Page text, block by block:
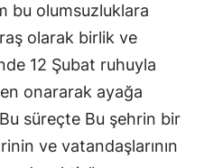
bu olumsuzluklara
olarak birlik ve
12 Şubat ruhuyla
onararak ayağa
Bu süreçte Bu şehrin bir
ve vatandaşlarının